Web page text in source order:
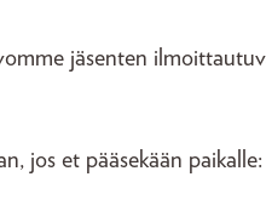
jäsenten
jos et pääsekään